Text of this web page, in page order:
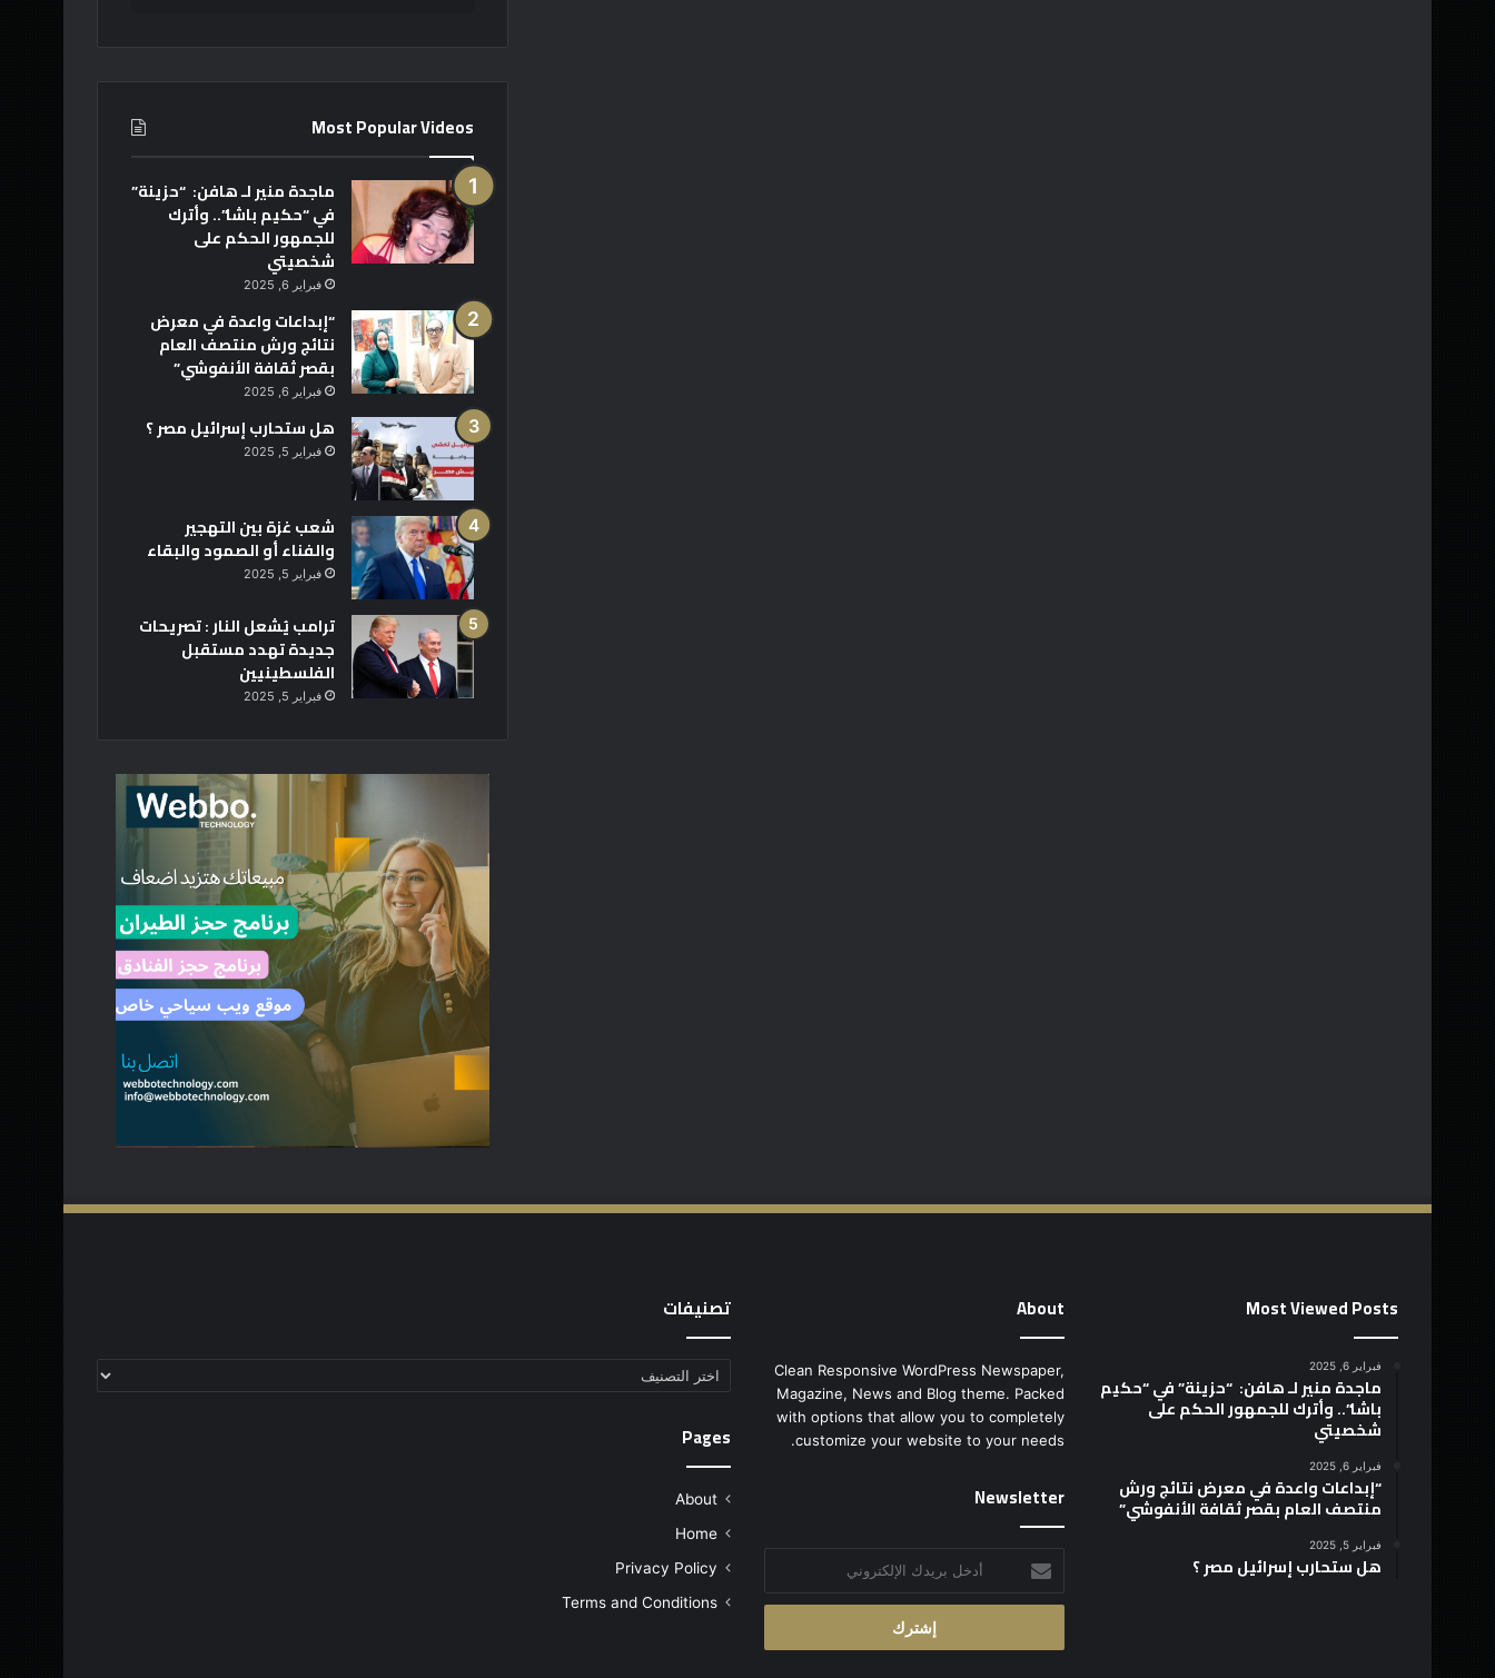
Most Popular Videos
ماجدة منير لـ هافن: “حزينة”
في “حكيم باشا”.. وأترك
للجمهور الحكم على
شخصيتي
فبراير 6, 2025
“إبداعات واعدة في معرض
نتائج ورش منتصف العام
بقصر ثقافة الأنفوشي”
فبراير 6, 2025
هل ستحارب إسرائيل مصر ؟
فبراير 5, 2025
شعب غزة بين التهجير
والفناء أو الصمود والبقاء
فبراير 5, 2025
ترامب يُشعل النار : تصريحات
جديدة تهدد مستقبل
الفلسطينيين
فبراير 5, 2025
Most Viewed Posts
فبراير 6, 2025
ماجدة منير لـ هافن: “حزينة” في “حكيم
باشا”.. وأترك للجمهور الحكم على
شخصيتي
فبراير 6, 2025
“إبداعات واعدة في معرض نتائج ورش
منتصف العام بقصر ثقافة الأنفوشي”
فبراير 5, 2025
هل ستحارب إسرائيل مصر ؟
About
Clean Responsive WordPress Newspaper,
Magazine, News and Blog theme. Packed
with options that allow you to completely
customize your website to your needs.
Newsletter
بريدك
الإلكتروني
تصنيفات
تصنيفات
Pages
About
Home
Privacy Policy
Terms and Conditions